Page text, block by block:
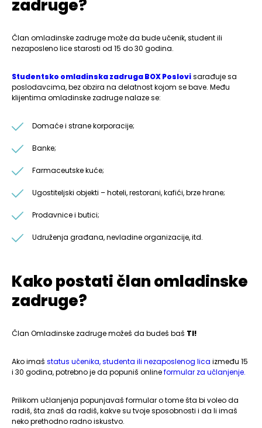
zadruge?
Član omladinske zadruge može da bude učenik, student ili
nezaposleno lice starosti od 15 do 30 godina.
Studentsko omladinska zadruga BOX Poslovisarađuje sa
poslodavcima, bez obzira na delatnost kojom se bave. Među
klijentima omladinske zadruge nalaze se:
Domaće i strane korporacije;
Banke;
Farmaceutske kuće;
Ugostiteljski objekti – hoteli, restorani, kafići, brze hrane;
Prodavnice i butici;
Udruženja građana, nevladine organizacije, itd.
Kako postati član omladinske
zadruge?
Član Omladinske zadruge možeš da budeš baš TI!
Ako imaš status učenika, studenta ili nezaposlenog lica između 15
i 30 godina, potrebno je da popuniš onlineformular za učlanjenje.
Prilikom učlanjenja popunjavaš formular o tome šta bi voleo da
radiš, šta znaš da radiš, kakve su tvoje sposobnosti i da li imaš
neko prethodno radno iskustvo.